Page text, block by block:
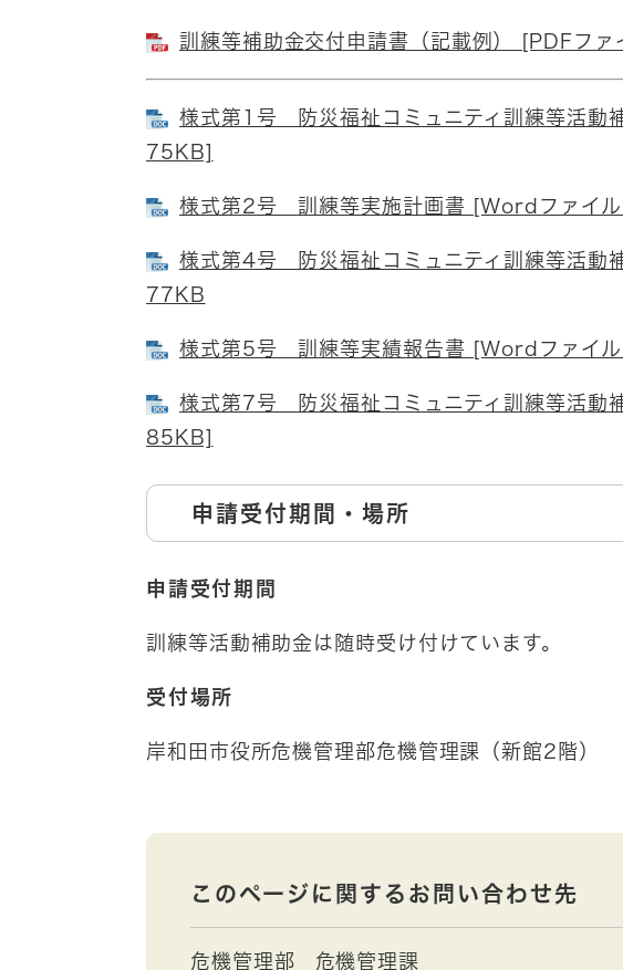
訓練等補助金交付申請書（記載例） [PDFフ
様式第1号 防災福祉コミュニティ訓練等活動
75KB]
様式第2号 訓練等実施計画書 [Wordファイ
様式第4号 防災福祉コミュニティ訓練等活動
77KB
様式第5号 訓練等実績報告書 [Wordファイ
様式第7号 防災福祉コミュニティ訓練等活動
85KB]
申請受付期間・場所
申請受付期間
訓練等活動補助金は随時受け付けています。
受付場所
岸和田市役所危機管理部危機管理課（新館2階）
このページに関するお問い合わせ先
危機管理部 危機管理課